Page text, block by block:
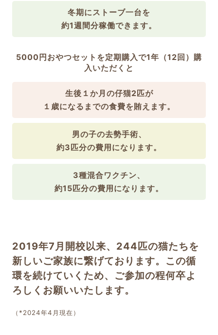
冬期にストーブ一台を
約1週間分稼働できます。
5000円おやつセットを定期購入で1年（12回）購
入いただくと
生後１か月の仔猫2匹が
１歳になるまでの食費を賄えます。
男の子の去勢手術、
約3匹分の費用になります。
3種混合ワクチン、
約15匹分の費用になります。
2019年7月開校以来、244匹の猫たちを
新しいご家族に繋げております。この循
環を続けていくため、ご参加の程何卒よ
ろしくお願いいたします。
（*2024年4月現在）